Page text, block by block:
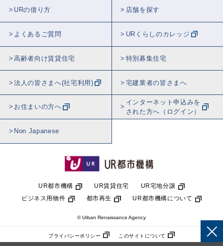
URの借り方 店舗を探す
よくあるご質問 URくらしのカレッジ
高齢者向け賃貸住宅 特別募集住宅
法人の皆さまへ(社宅利用) 宅建業者の皆さまへ
お住まいの方へ
インターネット申込みを
された方へ（ログイン）
Non Japanese
UR都市機構 UR賃貸住宅
UR宅地分譲
ビジネス用物件
都市再生 UR都市機構について
© Urban Renaissance Agency
プライバシーポリシー このサイトについて